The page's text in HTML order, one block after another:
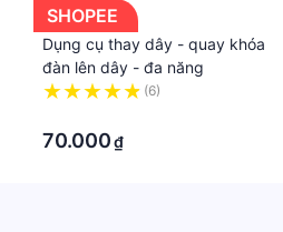
SHOPEE
Dụng cụ thay dây - quay khóa
đàn lên dây - đa năng
(6)
70.000₫